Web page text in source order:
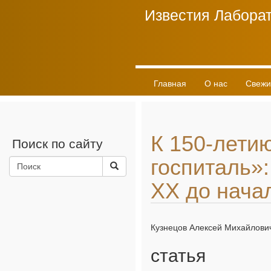
Известия
Главная О нас
Поиск по сайту
К 150-
XX до
Кузнецов Алексей
статья